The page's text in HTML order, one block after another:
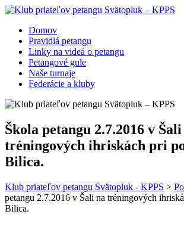
Domov
Pravidlá petangu
Linky na videá o petangu
Petangové gule
Naše turnaje
Federácie a kluby
Škola petangu 2.7.2016 v
tréningových ihriskách pri
Bilica.
Klub priateľov petangu Svätopluk - KPPS >
petangu 2.7.2016 v Šali na tréningových
Bilica.